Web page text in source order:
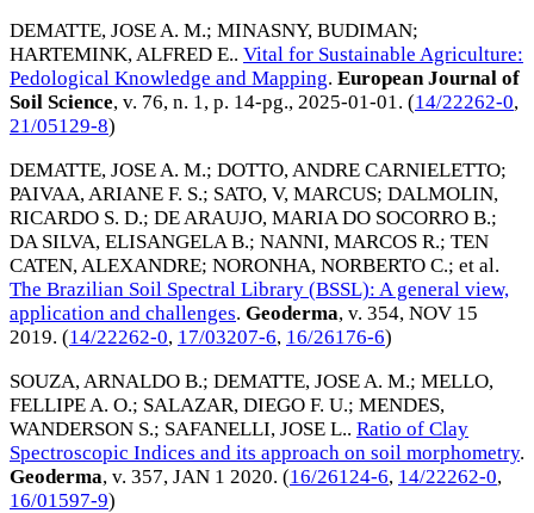
DEMATTE, JOSE A. M.; MINASNY, BUDIMAN;
HARTEMINK, ALFRED E.. Vital for Sustainable Agriculture:
Pedological Knowledge and Mapping. European Journal of
Soil Science, v. 76, n. 1, p. 14-pg., 2025-01-01. (14/22262-0,
21/05129-8)
DEMATTE, JOSE A. M.; DOTTO, ANDRE CARNIELETTO;
PAIVAA, ARIANE F. S.; SATO, V, MARCUS; DALMOLIN,
RICARDO S. D.; DE ARAUJO, MARIA DO SOCORRO B.;
DA SILVA, ELISANGELA B.; NANNI, MARCOS R.; TEN
CATEN, ALEXANDRE; NORONHA, NORBERTO C.; et al.
The Brazilian Soil Spectral Library (BSSL): A general view,
application and challenges. Geoderma, v. 354, NOV 15
2019. (14/22262-0, 17/03207-6, 16/26176-6)
SOUZA, ARNALDO B.; DEMATTE, JOSE A. M.; MELLO,
FELLIPE A. O.; SALAZAR, DIEGO F. U.; MENDES,
WANDERSON S.; SAFANELLI, JOSE L.. Ratio of Clay
Spectroscopic Indices and its approach on soil morphometry.
Geoderma, v. 357, JAN 1 2020. (16/26124-6, 14/22262-0,
16/01597-9)